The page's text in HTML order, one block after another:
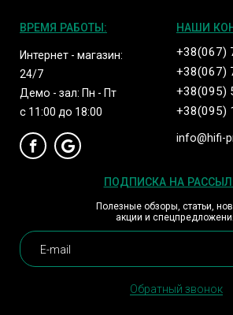
ВРЕМЯ РАБОТЫ:
Интернет - магазин:
24/7
Демо - зал: Пн - Пт
с 11:00 до 18:00
НАШИ
+38(067)
+38(067)
+38(095)
+38(095)
info@hifi-
ПОДПИСКА НА
Полезные обзоры, статьи,
акции и
Обратный звонок